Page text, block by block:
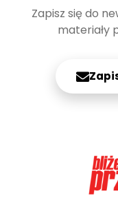
Zapisz się do
materiały